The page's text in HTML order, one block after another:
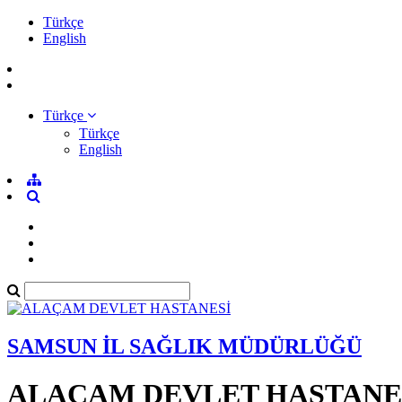
Türkçe
English
Türkçe
Türkçe
English
SAMSUN İL SAĞLIK MÜDÜRLÜĞÜ
ALAÇAM DEVLET